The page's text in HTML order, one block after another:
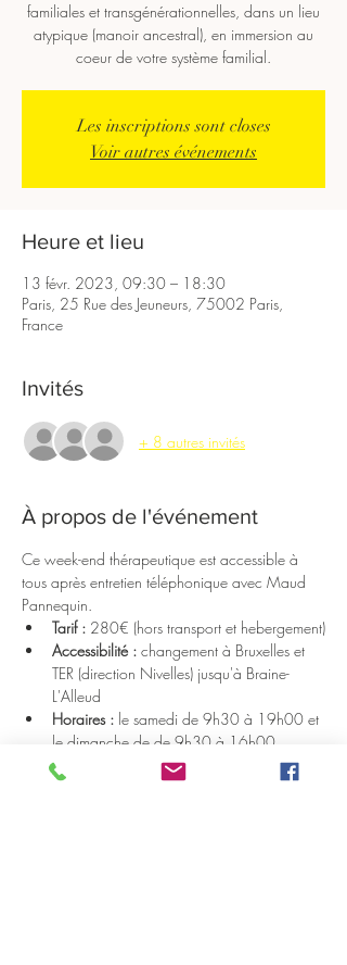
familiales et transgénérationnelles, dans un lieu
atypique (manoir ancestral), en immersion au
coeur de votre système familial.
Les inscriptions sont closes
Voir autres événements
Heure et lieu
13 févr. 2023, 09:30 – 18:30
Paris, 25 Rue des Jeuneurs, 75002 Paris,
France
Invités
+ 8 autres invités
À propos de l'événement
Ce week-end thérapeutique est accessible à
tous après entretien téléphonique avec Maud
Pannequin.
Tarif : 280€ (hors transport et hebergement)
Accessibilité : changement à Bruxelles et
TER (direction Nivelles) jusqu'à Braine-
L'Alleud
Horaires : le samedi de 9h30 à 19h00 et
le dimanche de de 9h30 à 16h00
(pauses déjeuner 1h30)
Hebergement
: tarif package nuitée + petit